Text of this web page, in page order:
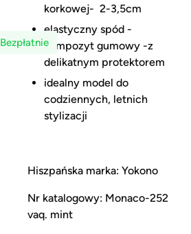
Bezpłatnie
korkowej- 2-3,5cm
elastyczny spód -
kompozyt gumowy -z
delikatnym protektorem
idealny model do
codziennych, letnich
stylizacji
Hiszpańska marka: Yokono
Nr katalogowy: Monaco-252
vaq. mint